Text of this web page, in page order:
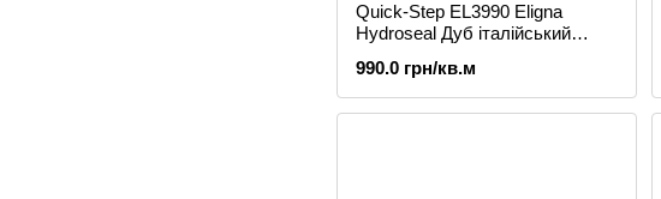
Quick-Step EL3990 Eligna
Hydroseal Дуб італійський
990.0 грн/кв.м